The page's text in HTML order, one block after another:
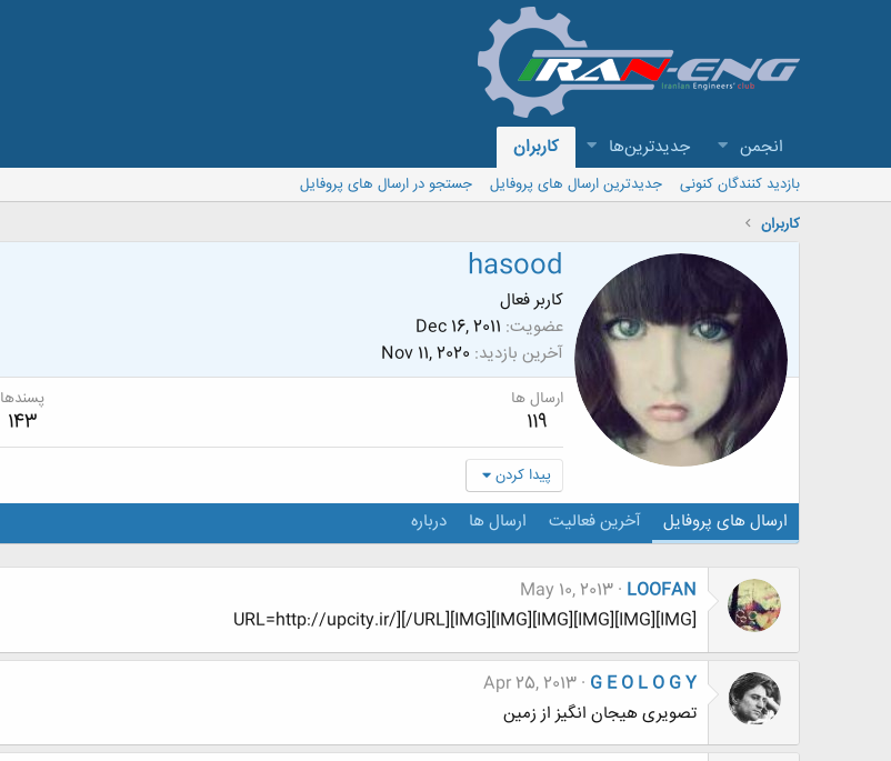
انجمن جدیدترین‌ها کاربران
بازدید کنندگان کنونی جدیدترین ارسال های پروفایل
جستجو در ارسال های پروفایل
کاربران
hasood
کاربر فعال
عضویت Dec 16, 2011
آخرین بازدید Nov 11, 2020
ارسال ها
119
پسندها
143
پیدا کردن
ارسال های پروفایل آخرین فعالیت ارسال ها درباره
LOOFAN
May 10, 2013
URL=http://upcity.ir/][/URL][IMG][IMG][IMG][IMG][IMG][IMG]
G E O L O G Y
Apr 25, 2013
تصویری هیجان انگیز از زمین